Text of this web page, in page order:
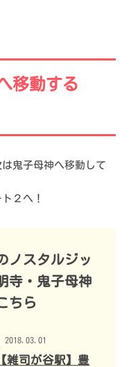
移動する
鬼子母神へ移動して
２へ！
ノスタルジッ
寺・鬼子母神
ちら
2018.03.01
【雑司が谷駅】豊